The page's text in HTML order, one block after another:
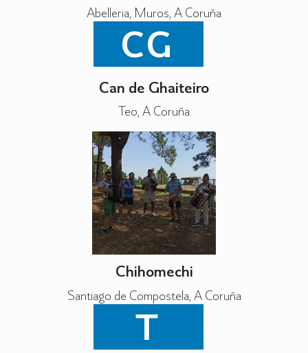
Abelleria, Muros, A Coruña
CG
Can de Ghaiteiro
Teo, A Coruña
Chihomechi
Santiago de Compostela, A Coruña
T